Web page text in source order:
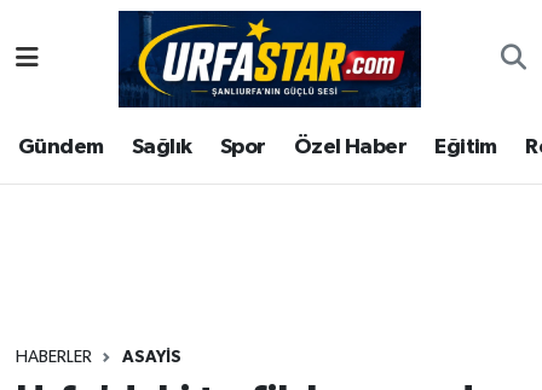
Gündem Sağlık Spor Özel Haber Eğitim
HABERLER ASAYİS
ASAYİS
ÇEVRE
Şanlıurfa Nöbetçi Eczaneler
Şanlıurfa Hava Durumu